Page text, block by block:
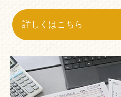
詳しくはこちら